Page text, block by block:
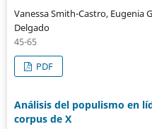
Vanessa Smith-Castro, Eugenia
Delgado
45-65
PDF
Análisis del populismo en
corpus de X